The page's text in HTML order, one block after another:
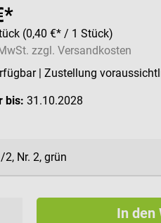
(0,40 €* / 1 Stück)
zzgl. Versandkosten
| Zustellung
bis: 31.10.2028
In den